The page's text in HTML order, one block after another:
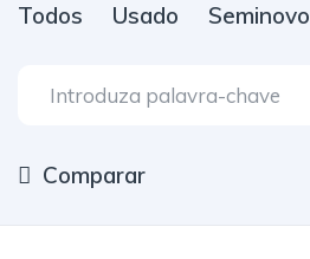
Todos Usado Seminovo
Comparar